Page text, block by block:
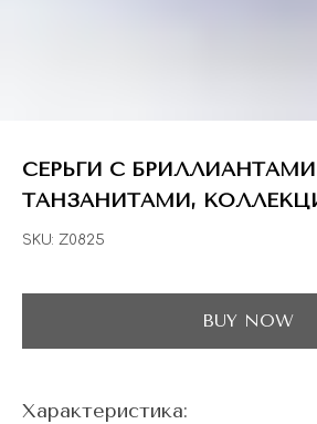
СЕРЬГИ С
ТАНЗАНИТАМИ,
SKU: Z0825
BUY NOW
Характеристика: